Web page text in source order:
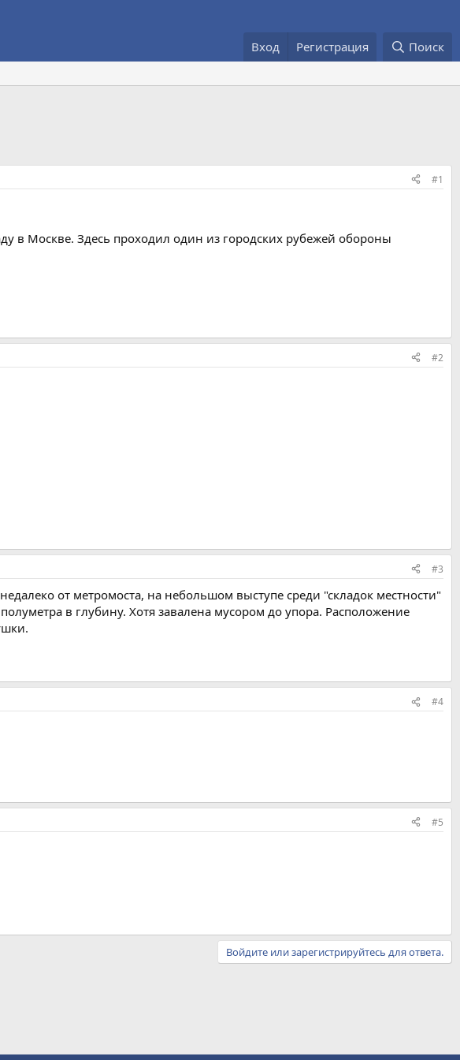
Вход Регистрация Поиск
#1
в Москве. Здесь проходил один из городских рубежей обороны
#2
#3
от метромоста, на небольшом выступе среди "складок местности"
в глубину. Хотя завалена мусором до упора. Расположение
#4
#5
Войдите или зарегистрируйтесь для ответа.